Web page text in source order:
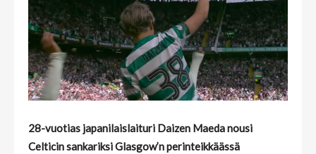
28-vuotias japanilaislaituri Daizen Maeda nousi
Celticin sankariksi Glasgow’n perinteikkäässä